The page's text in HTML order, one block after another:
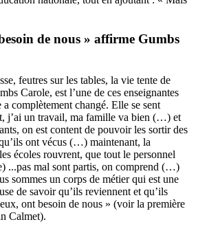
de nous » affirme Gumbs
feutres sur les tables, la vie tente de
Carole, est l’une de ces enseignantes
a complètement changé. Elle se sent
j’ai un travail, ma famille va bien (…) et
on est content de pouvoir les sortir des
ont vécus (…) maintenant, la
écoles rouvrent, que tout le personnel
...pas mal sont partis, on comprend (…)
sommes un corps de métier qui est une
de savoir qu’ils reviennent et qu’ils
ont besoin de nous » (voir la première
Calmet).